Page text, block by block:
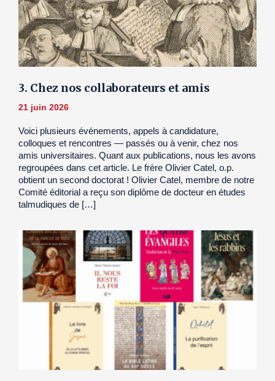
3. Chez nos collaborateurs et amis
21 juin 2026
Voici plusieurs événements, appels à candidature,
colloques et rencontres — passés ou à venir, chez nos
amis universitaires. Quant aux publications, nous les avons
regroupées dans cet article. Le frère Olivier Catel, o.p.
obtient un second doctorat ! Olivier Catel, membre de notre
Comité éditorial a reçu son diplôme de docteur en études
talmudiques de […]